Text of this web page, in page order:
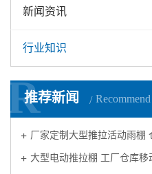
新闻资讯
行业知识
推荐新闻 Recommend
R
R
厂家定制大型推拉活动雨棚
大型电动推拉棚 工厂仓库移